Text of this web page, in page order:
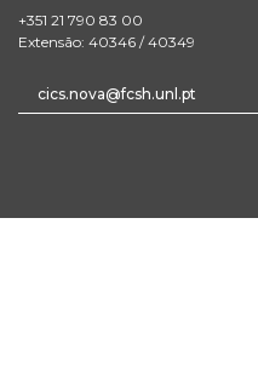
+351 21 790 83 00
Extensão: 40346 / 40349
cics.nova@fcsh.unl.pt